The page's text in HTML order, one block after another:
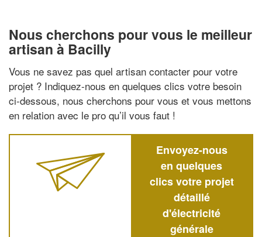
Nous cherchons pour vous le meilleur
artisan à Bacilly
Vous ne savez pas quel artisan contacter pour votre
projet ? Indiquez-nous en quelques clics votre besoin
ci-dessous, nous cherchons pour vous et vous mettons
en relation avec le pro qu’il vous faut !
Envoyez-nous
en quelques
clics votre projet
détaillé
d'électricité
générale